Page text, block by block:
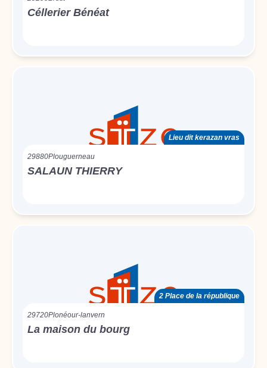
Céllerier Bénéat
Lieu dit kerazan vras
29880Plouguerneau
SALAUN THIERRY
2 Place de la république
29720Plonéour-lanvern
La maison du bourg